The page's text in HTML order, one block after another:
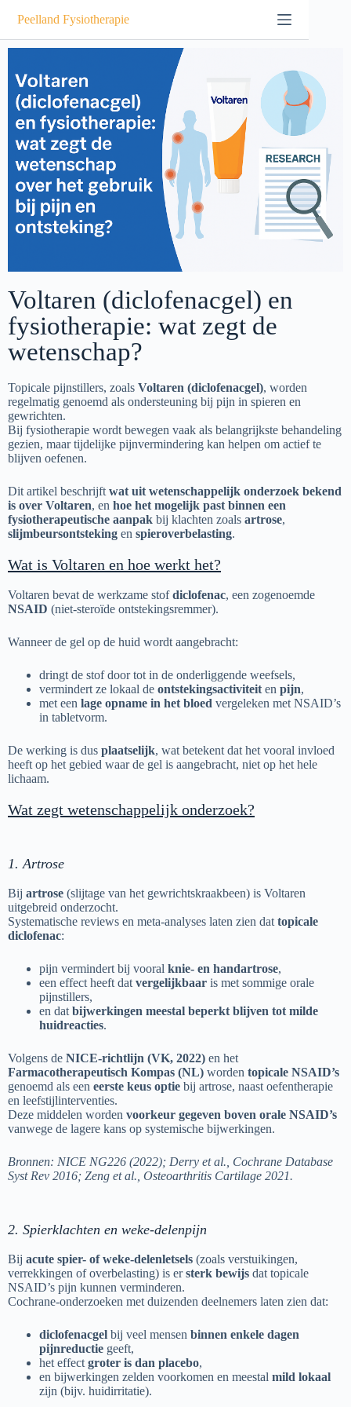
Peelland Fysiotherapie
Voltaren (diclofenacgel) en
fysiotherapie: wat zegt de
wetenschap?
Topicale pijnstillers, zoals Voltaren (diclofenacgel), worden
regelmatig genoemd als ondersteuning bij pijn in spieren en
gewrichten.
Bij fysiotherapie wordt bewegen vaak als belangrijkste behandeling
gezien, maar tijdelijke pijnvermindering kan helpen om actief te
blijven oefenen.
Dit artikel beschrijft wat uit wetenschappelijk onderzoek bekend
is over Voltaren, en hoe het mogelijk past binnen een
fysiotherapeutische aanpak bij klachten zoals artrose,
slijmbeursontsteking en spieroverbelasting.
Wat is Voltaren en hoe werkt het?
Voltaren bevat de werkzame stofdiclofenac, een zogenoemde
NSAID (niet-steroïde ontstekingsremmer).
Wanneer de gel op de huid wordt aangebracht:
dringt de stof door tot in de onderliggende weefsels,
vermindert ze lokaal de ontstekingsactiviteit en pijn,
met een lage opname in het bloed vergeleken met NSAID’s
in tabletvorm.
De werking is dus plaatselijk, wat betekent dat het vooral invloed
heeft op het gebied waar de gel is aangebracht, niet op het hele
lichaam.
Wat zegt wetenschappelijk onderzoek?
1. Artrose
Bij artrose (slijtage van het gewrichtskraakbeen) is Voltaren
uitgebreid onderzocht.
Systematische reviews en meta-analyses laten zien dat topicale
diclofenac:
pijn vermindert bij vooral knie- en handartrose,
een effect heeft dat vergelijkbaar is met sommige orale
pijnstillers,
en dat bijwerkingen meestal beperkt blijven tot milde
huidreacties.
Volgens de NICE-richtlijn (VK, 2022) en het
Farmacotherapeutisch Kompas (NL) worden topicale NSAID’s
genoemd als een eerste keus optie bij artrose, naast oefentherapie
en leefstijlinterventies.
Deze middelen worden voorkeur gegeven boven orale NSAID’s
vanwege de lagere kans op systemische bijwerkingen.
Bronnen: NICE NG226 (2022); Derry et al., Cochrane Database
Syst Rev 2016; Zeng et al., Osteoarthritis Cartilage 2021.
2. Spierklachten en weke-delenpijn
Bij acute spier- of weke-delenletsels (zoals verstuikingen,
verrekkingen of overbelasting) is ersterk bewijs dat topicale
NSAID’s pijn kunnen verminderen.
Cochrane-onderzoeken met duizenden deelnemers laten zien dat:
diclofenacgel bij veel mensen binnen enkele dagen
pijnreductie geeft,
het effect groter is dan placebo,
en bijwerkingen zelden voorkomen en meestal mild lokaal
zijn (bijv. huidirritatie).